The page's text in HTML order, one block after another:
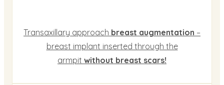
Transaxillary approach breast augmentation –
breast implant inserted through the
armpit without breast scars!